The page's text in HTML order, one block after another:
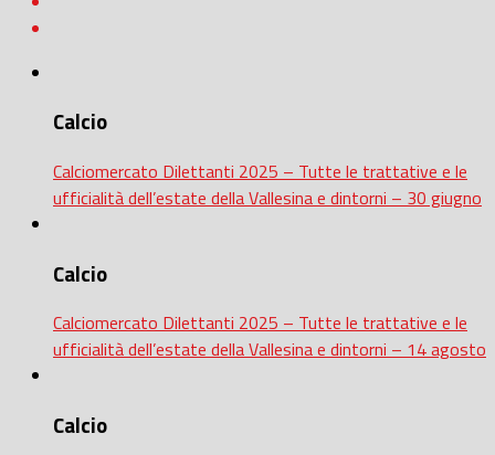
Calcio
Calciomercato Dilettanti 2025 – Tutte le trattative e le
ufficialità dell’estate della Vallesina e dintorni – 30 giugno
Calcio
Calciomercato Dilettanti 2025 – Tutte le trattative e le
ufficialità dell’estate della Vallesina e dintorni – 14 agosto
Calcio